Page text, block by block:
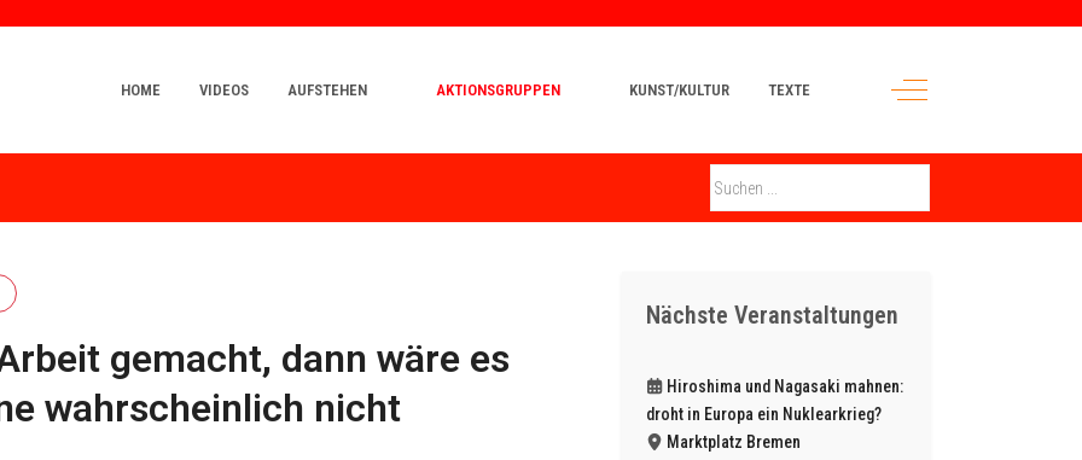
HOME VIDEOS AUFSTEHEN AKTIONSGRUPPEN KUNST/KULTUR TEXTE Off-Canvas Toggle
gemacht, dann wäre es
wahrscheinlich nicht
Nächste Veranstaltungen
Hiroshima und Nagasaki mahnen:
droht in Europa ein Nuklearkrieg?
Marktplatz Bremen